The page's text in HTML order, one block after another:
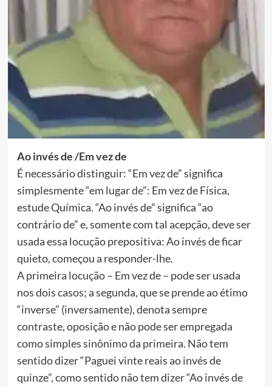
Ao invés de /Em vez de
É necessário distinguir: “Em vez de” significa
simplesmente “em lugar de”: Em vez de Física,
estude Química. “Ao invés de” significa “ao
contrário de” e, somente com tal acepção, deve ser
usada essa locução prepositiva: Ao invés de ficar
quieto, começou a responder-lhe.
A primeira locução – Em vez de – pode ser usada
nos dois casos; a segunda, que se prende ao étimo
“inverse” (inversamente), denota sempre
contraste, oposição e não pode ser empregada
como simples sinônimo da primeira. Não tem
sentido dizer “Paguei vinte reais ao invés de
quinze”, como sentido não tem dizer “Ao invés de